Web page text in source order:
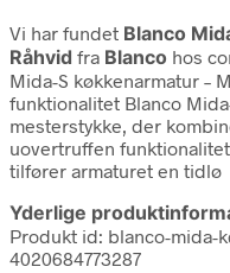
Vi har fundet Blanco
Råhvid fra Blanco hos
Mida-S køkkenarmatur –
funktionalitet Blanco
mesterstykke, der
uovertruffen
tilfører armaturet en tidlø
Yderlige
Produkt id: blanco-
4020684773287